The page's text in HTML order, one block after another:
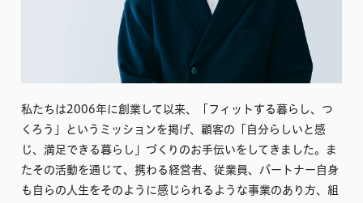
私たちは2006年に創業して以来、「フィットする暮らし、つ
くろう」というミッションを掲げ、顧客の「自分らしいと感
じ、満足できる暮らし」づくりのお手伝いをしてきました。ま
たその活動を通じて、携わる経営者、従業員、パートナー自身
も自らの人生をそのように感じられるような事業のあり方、組